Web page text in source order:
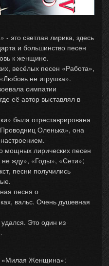
светлая лирика, здесь
и большинство песен
к женщине.
весёлых песен «Работа»,
не игрушка».
симпатии
её автор выставлял в
была отреставрирована
Оленька», она
мощных лирических песен
жду», «Годы», «Сети»;
песни получились
песня о
вальс. Очень душевная
Это один из
«Милая Женщина»: